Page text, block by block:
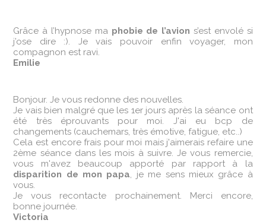
Grâce à l’hypnose ma phobie de l’avion s’est envolé si
j’ose dire :). Je vais pouvoir enfin voyager, mon
compagnon est ravi.
Emilie
Bonjour. Je vous redonne des nouvelles.
Je vais bien malgré que les 1er jours après la séance ont
été très éprouvants pour moi. J'ai eu bcp de
changements (cauchemars, très émotive, fatigue, etc..)
Cela est encore frais pour moi mais j'aimerais refaire une
2ème séance dans les mois à suivre. Je vous remercie,
vous m'avez beaucoup apporté par rapport à la
disparition de mon papa, je me sens mieux grâce à
vous.
Je vous recontacte prochainement. Merci encore,
bonne journée.
Victoria